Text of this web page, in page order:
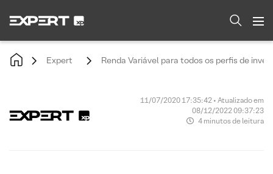
Expert Renda Variável para todos os perfis de
11/07/2020 17:35:42 • Atualizado em
08/12/2022 09:37:23
4 minutos de leitura